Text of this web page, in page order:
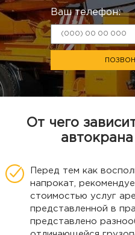
Ваш телефон:
От чего
Перед тем как
напрокат,
стоимостью услуг
представленной в
представлено